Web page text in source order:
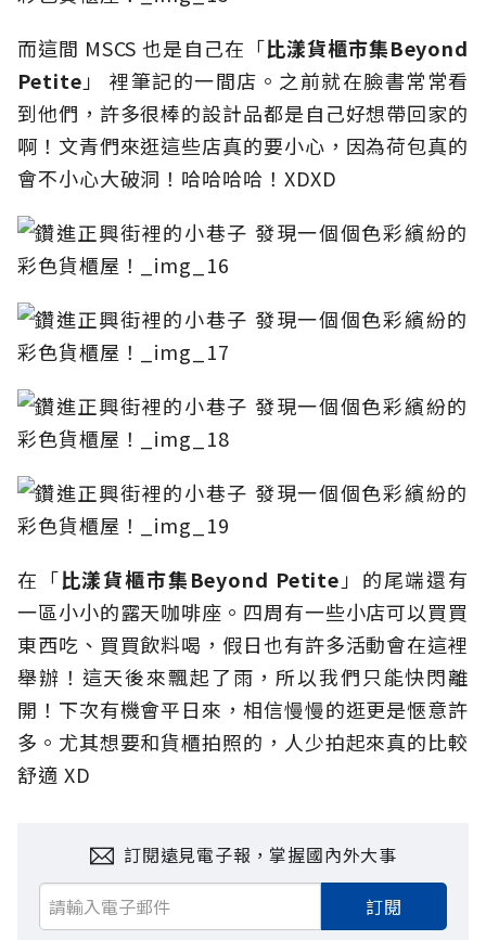
而這間 MSCS 也是自己在「比漾貨櫃市集Beyond
Petite 」 裡筆記的一間店。之前就在臉書常常看
到他們，許多很棒的設計品都是自己好想帶回家的
啊！文青們來逛這些店真的要小心，因為荷包真的
會不小心大破洞！哈哈哈哈！XDXD
在「比漾貨櫃市集Beyond Petite 」的尾端還有
一區小小的露天咖啡座。四周有一些小店可以買買
東西吃、買買飲料喝，假日也有許多活動會在這裡
舉辦！這天後來飄起了雨，所以我們只能快閃離
開！下次有機會平日來，相信慢慢的逛更是愜意許
多。尤其想要和貨櫃拍照的，人少拍起來真的比較
舒適 XD
訂閱遠見電子報，掌握國內外大事
訂閱